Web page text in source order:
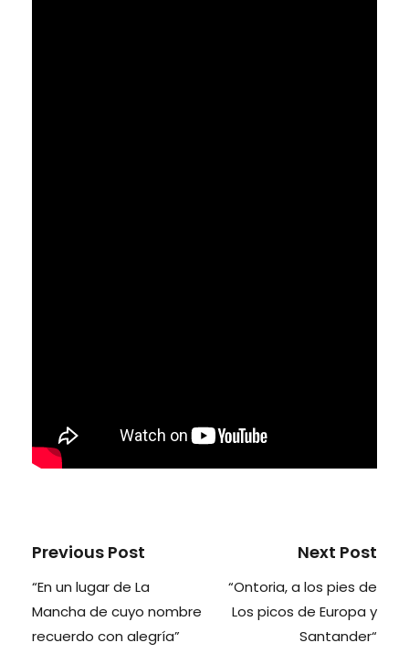
Previous Post
“En un lugar de La
Mancha de cuyo nombre
recuerdo con alegría”
Next Post
“Ontoria, a los pies de
Los picos de Europa y
Santander“